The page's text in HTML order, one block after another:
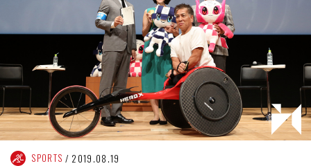
SPORTS 2019.08.19